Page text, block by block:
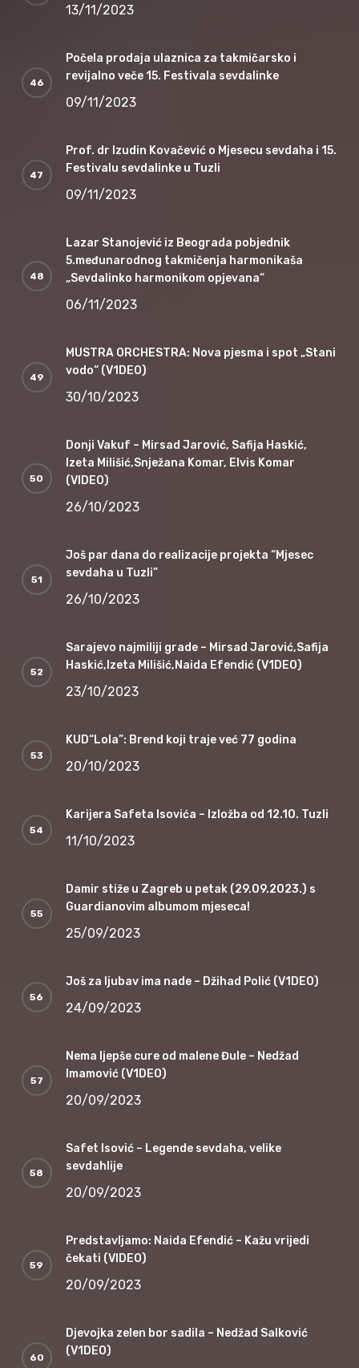
13/11/2023
Počela prodaja ulaznica za takmičarsko i
revijalno veče 15. Festivala sevdalinke
09/11/2023
Prof. dr Izudin Kovačević o Mjesecu sevdaha i 15.
Festivalu sevdalinke u Tuzli
09/11/2023
Lazar Stanojević iz Beograda pobjednik
5.međunarodnog takmičenja harmonikaša
„Sevdalinko harmonikom opjevana“
06/11/2023
MUSTRA ORCHESTRA: Nova pjesma i spot „Stani
vodo“ (V1DEO)
30/10/2023
Donji Vakuf – Mirsad Jarović, Safija Haskić,
Izeta Milišić,Snježana Komar, Elvis Komar
(VIDEO)
26/10/2023
Još par dana do realizacije projekta “Mjesec
sevdaha u Tuzli”
26/10/2023
Sarajevo najmiliji grade – Mirsad Jarović,Safija
Haskić,Izeta Milišić,Naida Efendić (V1DEO)
23/10/2023
KUD“Lola”: Brend koji traje već 77 godina
20/10/2023
Karijera Safeta Isovića – Izložba od 12.10. Tuzli
11/10/2023
Damir stiže u Zagreb u petak (29.09.2023.) s
Guardianovim albumom mjeseca!
25/09/2023
Još za ljubav ima nade – Džihad Polić (V1DEO)
24/09/2023
Nema ljepše cure od malene Đule – Nedžad
Imamović (V1DEO)
20/09/2023
Safet Isović – Legende sevdaha, velike
sevdahlije
20/09/2023
Predstavljamo: Naida Efendić – Kažu vrijedi
čekati (VIDEO)
20/09/2023
Djevojka zelen bor sadila – Nedžad Salković
(V1DEO)